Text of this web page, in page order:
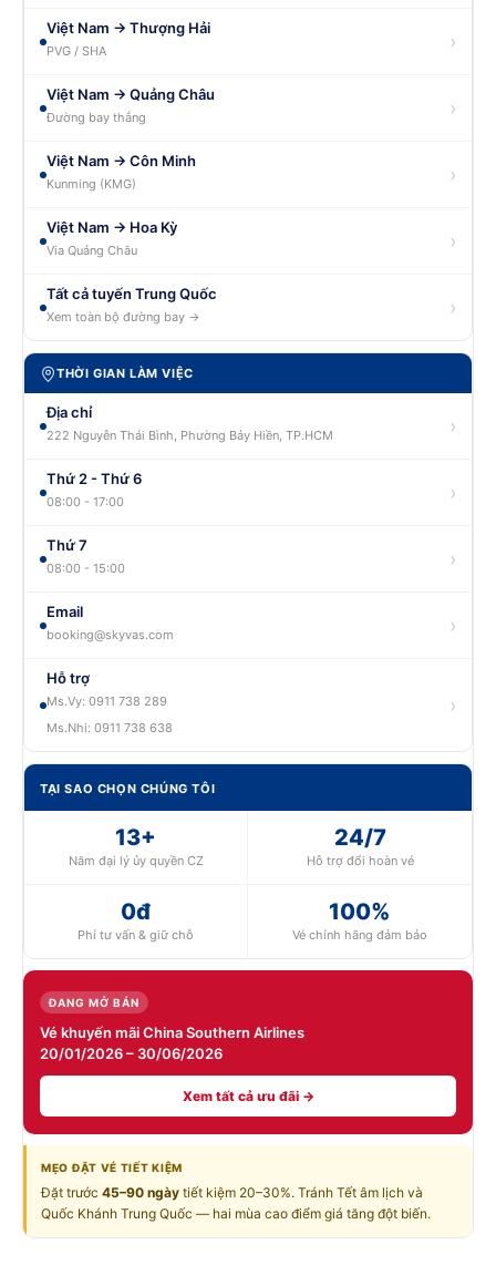
Việt Nam → Thượng Hải
PVG / SHA ›
Việt Nam → Quảng Châu
Đường bay thẳng ›
Việt Nam → Côn Minh
Kunming (KMG) ›
Việt Nam → Hoa Kỳ
Via Quảng Châu ›
Tất cả tuyến Trung Quốc
Xem toàn bộ đường bay → ›
THỜI GIAN LÀM VIỆC
Địa chỉ
222 Nguyễn Thái Bình, Phường Bảy Hiền, TP.HCM ›
Thứ 2 - Thứ 6
08:00 - 17:00 ›
Thứ 7
08:00 - 15:00 ›
Email
booking@skyvas.com ›
Hỗ trợ
Ms.Vy: 0911 738 289
Ms.Nhi: 0911 738 638
›
TẠI SAO CHỌN CHÚNG TÔI
13+
Năm đại lý ủy quyền CZ
24/7
Hỗ trợ đổi hoàn vé
0đ
Phí tư vấn & giữ chỗ
100%
Vé chính hãng đảm bảo
ĐANG MỞ BÁN
Vé khuyến mãi China Southern Airlines
20/01/2026 – 30/06/2026
Xem tất cả ưu đãi →
MẸO ĐẶT VÉ TIẾT KIỆM
Đặt trước 45–90 ngày tiết kiệm 20–30%. Tránh Tết âm lịch và
Quốc Khánh Trung Quốc — hai mùa cao điểm giá tăng đột biến.